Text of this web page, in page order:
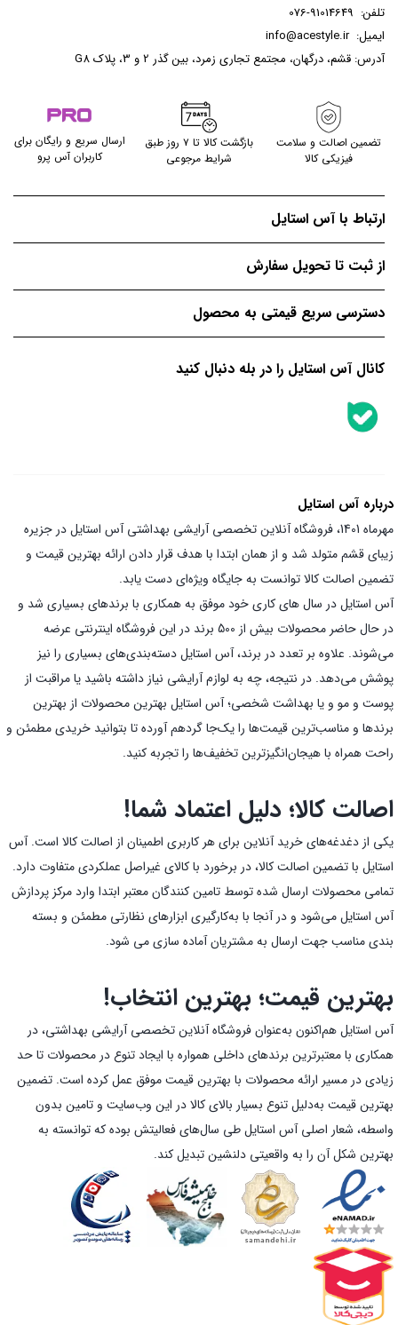
تلفن: 076-91014649
ایمیل:info@acestyle.ir
آدرس: قشم، درگهان، مجتمع تجاری زمرد، بین گذر 2 و 3، پلاک G8
تضمین اصالت و سلامت
فیزیکی کالا
بازگشت کالا تا ۷ روز طبق
شرایط مرجوعی
ارسال سریع و رایگان برای
کاربران آس پرو
ارتباط با آس استایل
از ثبت تا تحویل سفارش
دسترسی سریع قیمتی به محصول
کانال آس استایل را در بله دنبال کنید
درباره آس استایل
مهرماه 1401، فروشگاه آنلاین تخصصی آرایشی بهداشتی آس استایل در جزیره
زیبای قشم متولد شد و از همان ابتدا با هدف قرار دادن ارائه بهترین قیمت و
تضمین اصالت کالا توانست به جایگاه ویژه‌ای دست یابد.
آس استایل در سال های کاری خود موفق به همکاری با برندهای بسیاری شد و
در حال حاضر محصولات بیش از 500 برند در این فروشگاه اینترنتی عرضه
می‌شوند. علاوه بر تعدد در برند، آس استایل دسته‌بندی‌های بسیاری را نیز
پوشش می‌دهد. در نتیجه، چه به لوازم آرایشی نیاز داشته باشید یا مراقبت از
پوست و مو و یا بهداشت شخصی؛ آس استایل بهترین محصولات از بهترین
برندها و مناسب‌ترین قیمت‌ها را یک‌جا گردهم آورده تا بتوانید خریدی مطمئن و
راحت همراه با هیجان‌انگیز‌ترین تخفیف‌ها را تجربه کنید.
اصالت کالا؛ دلیل اعتماد شما!
یکی از دغدغه‌های خرید آنلاین برای هر کاربری اطمینان از اصالت کالا است. آس
استایل با تضمین اصالت کالا، در برخورد با کالای غیراصل عملکردی متفاوت دارد.
تمامی محصولات ارسال شده توسط تامین کنندگان معتبر ابتدا وارد مرکز پردازش
آس استایل می‌شود و در آنجا با به‌کارگیری ابزارهای نظارتی مطمئن و بسته
بندی مناسب جهت ارسال به مشتریان آماده سازی می شود.
بهترین قیمت؛ بهترین انتخاب!
آس استایل هم‌اکنون به‌عنوان فروشگاه آنلاین تخصصی آرایشی بهداشتی، در
همکاری با معتبرترین برندهای داخلی همواره با ایجاد تنوع در محصولات تا حد
زیادی در مسیر ارائه محصولات با بهترین قیمت موفق عمل کرده است. تضمین
بهترین قیمت به‌دلیل تنوع بسیار بالای کالا در این وب‌سایت و تامین بدون
واسطه، شعار اصلی آس استایل طی سال‌های فعالیتش بوده که توانسته به
بهترین شکل آن را به واقعیتی دلنشین تبدیل کند.